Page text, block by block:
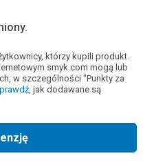
którzy kupili produkt.
smyk.com mogą lub
w szczególności "Punkty za
, jak dodawane są